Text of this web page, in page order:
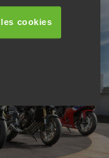
cookies